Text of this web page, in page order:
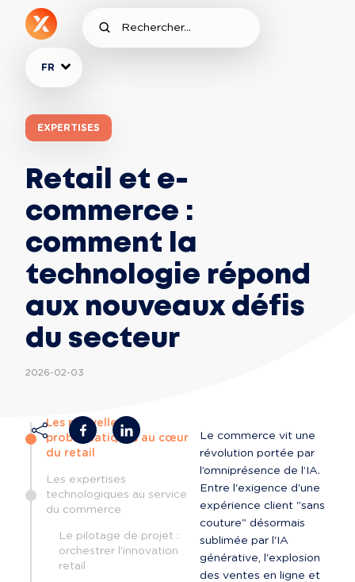
FR
EXPERTISES
Retail et e-
commerce :
comment la
technologie répond
aux nouveaux défis
du secteur
2026-02-03
Les nouvelles
problématiques au cœur
du retail
Les expertises
technologiques au service
du commerce
Le pilotage de projet :
orchestrer l'innovation
retail
Le commerce vit une
révolution portée par
l’omniprésence de l’IA.
Entre l'exigence d'une
expérience client "sans
couture" désormais
sublimée par l'IA
générative, l'explosion
des ventes en ligne et